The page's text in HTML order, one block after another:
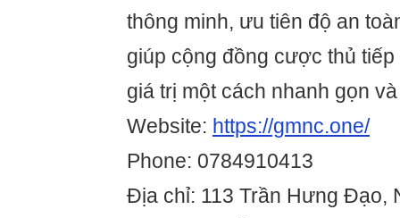
thông minh, ưu tiên độ an
giúp cộng đồng cược thủ
giá trị một cách nhanh gọn
Website: https://gmnc.one/
Phone: 0784910413
Địa chỉ: 113 Trần Hưng Đạo,